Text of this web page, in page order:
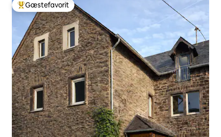
Bedste gæstefavorit
Gæstefavorit